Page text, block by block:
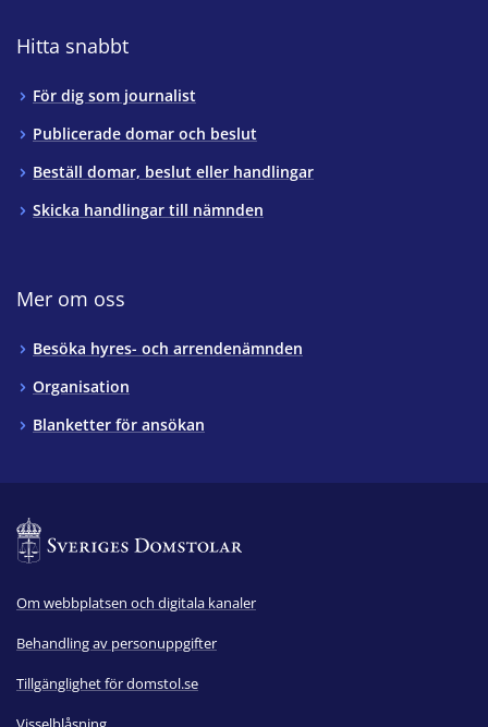
Hitta snabbt
För dig som journalist
Publicerade domar och beslut
Beställ domar, beslut eller handlingar
Skicka handlingar till nämnden
Mer om oss
Besöka hyres- och arrendenämnden
Organisation
Blanketter för ansökan
Om webbplatsen och digitala kanaler
Behandling av personuppgifter
Tillgänglighet för domstol.se